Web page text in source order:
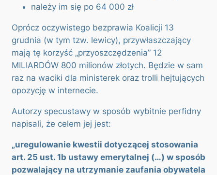
należy im się po 64 000 zł
Oprócz oczywistego bezprawia Koalicji 13
grudnia (w tym tzw. lewicy), przywłaszczający
mają tę korzyść „przyoszczędzenia” 12
MILIARDÓW 800 milionów złotych. Będzie w sam
raz na waciki dla ministerek oraz trolli hejtujących
opozycję w internecie.
Autorzy specustawy w sposób wybitnie perfidny
napisali, że celem jej jest:
„uregulowanie kwestii dotyczącej stosowania
art. 25 ust. 1b ustawy emerytalnej (…) w sposób
pozwalający na utrzymanie zaufania obywatela